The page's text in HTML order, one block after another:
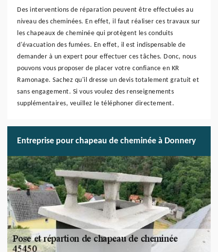
Des interventions de réparation peuvent être effectuées au
niveau des cheminées. En effet, il faut réaliser ces travaux sur
les chapeaux de cheminée qui protègent les conduits
d'évacuation des fumées. En effet, il est indispensable de
demander à un expert pour effectuer ces tâches. Donc, nous
pouvons vous proposer de placer votre confiance en KR
Ramonage. Sachez qu'il dresse un devis totalement gratuit et
sans engagement. Si vous voulez des renseignements
supplémentaires, veuillez le téléphoner directement.
Entreprise pour chapeau de cheminée à Donnery